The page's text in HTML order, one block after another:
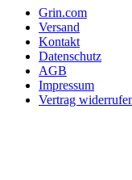
Grin.com
Versand
Kontakt
Datenschutz
AGB
Impressum
Vertrag